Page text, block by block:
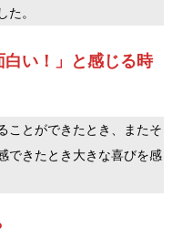
。
い！」と感じる時
ことができたとき、またそ
できたとき大きな喜びを感